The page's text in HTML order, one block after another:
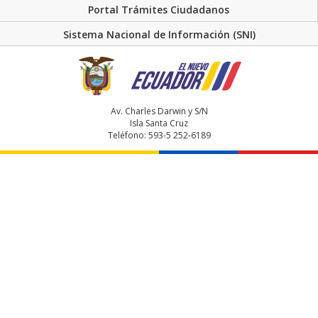
Portal Trámites Ciudadanos
Sistema Nacional de Información (SNI)
Av. Charles Darwin y S/N
Isla Santa Cruz
Teléfono: 593-5 252-6189